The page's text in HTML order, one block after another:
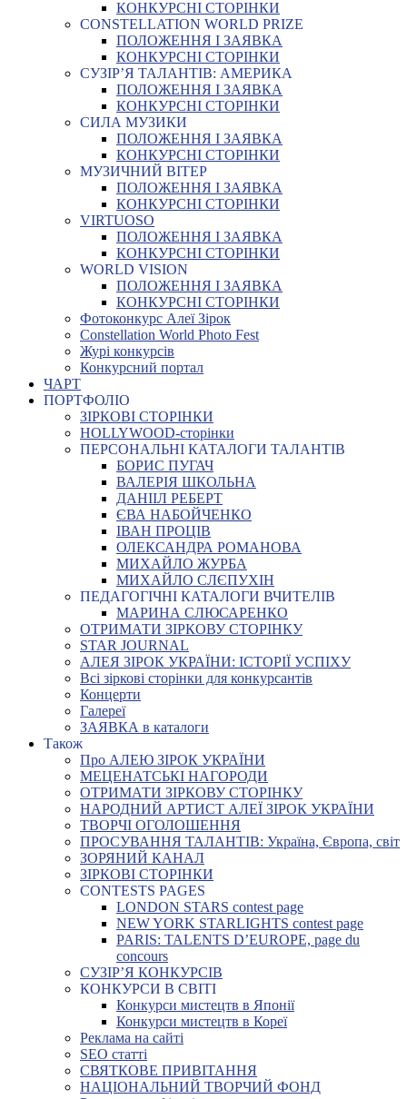
КОНКУРСНІ СТОРІНКИ
CONSTELLATION WORLD PRIZE
ПОЛОЖЕННЯ І ЗАЯВКА
КОНКУРСНІ СТОРІНКИ
СУЗІР’Я ТАЛАНТІВ: АМЕРИКА
ПОЛОЖЕННЯ І ЗАЯВКА
КОНКУРСНІ СТОРІНКИ
СИЛА МУЗИКИ
ПОЛОЖЕННЯ І ЗАЯВКА
КОНКУРСНІ СТОРІНКИ
МУЗИЧНИЙ ВІТЕР
ПОЛОЖЕННЯ І ЗАЯВКА
КОНКУРСНІ СТОРІНКИ
VIRTUOSO
ПОЛОЖЕННЯ І ЗАЯВКА
КОНКУРСНІ СТОРІНКИ
WORLD VISION
ПОЛОЖЕННЯ І ЗАЯВКА
КОНКУРСНІ СТОРІНКИ
Фотоконкурс Алеї Зірок
Constellation World Photo Fest
Журі конкурсів
Конкурсний портал
ЧАРТ
ПОРТФОЛІО
ЗІРКОВІ СТОРІНКИ
HOLLYWOOD-сторінки
ПЕРСОНАЛЬНІ КАТАЛОГИ ТАЛАНТІВ
БОРИС ПУГАЧ
ВАЛЕРІЯ ШКОЛЬНА
ДАНІІЛ РЕБЕРТ
ЄВА НАБОЙЧЕНКО
ІВАН ПРОЦІВ
ОЛЕКСАНДРА РОМАНОВА
МИХАЙЛО ЖУРБА
МИХАЙЛО СЛЄПУХІН
ПЕДАГОГІЧНІ КАТАЛОГИ ВЧИТЕЛІВ
МАРИНА СЛЮСАРЕНКО
ОТРИМАТИ ЗІРКОВУ СТОРІНКУ
STAR JOURNAL
АЛЕЯ ЗІРОК УКРАЇНИ: ІСТОРІЇ УСПІХУ
Всі зіркові сторінки для конкурсантів
Концерти
Галереї
ЗАЯВКА в каталоги
Також
Про АЛЕЮ ЗІРОК УКРАЇНИ
МЕЦЕНАТСЬКІ НАГОРОДИ
ОТРИМАТИ ЗІРКОВУ СТОРІНКУ
НАРОДНИЙ АРТИСТ АЛЕЇ ЗІРОК УКРАЇНИ
ТВОРЧІ ОГОЛОШЕННЯ
ПРОСУВАННЯ ТАЛАНТІВ: Україна, Європа, світ
ЗОРЯНИЙ КАНАЛ
ЗІРКОВІ СТОРІНКИ
CONTESTS PAGES
LONDON STARS contest page
NEW YORK STARLIGHTS contest page
PARIS: TALENTS D’EUROPE, page du
concours
СУЗІР’Я КОНКУРСІВ
КОНКУРСИ В СВІТІ
Конкурси мистецтв в Японії
Конкурси мистецтв в Кореї
Реклама на сайті
SEO статті
СВЯТКОВЕ ПРИВІТАННЯ
НАЦІОНАЛЬНИЙ ТВОРЧИЙ ФОНД